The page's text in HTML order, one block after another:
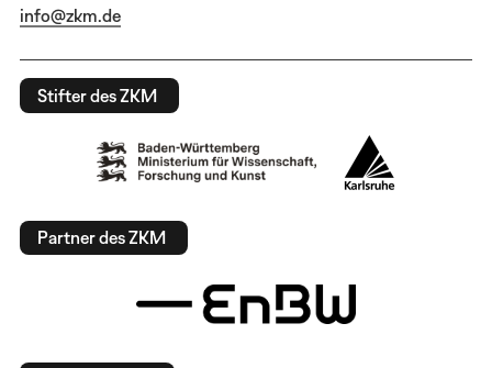
info@zkm.de
Stifter des ZKM
Partner des ZKM